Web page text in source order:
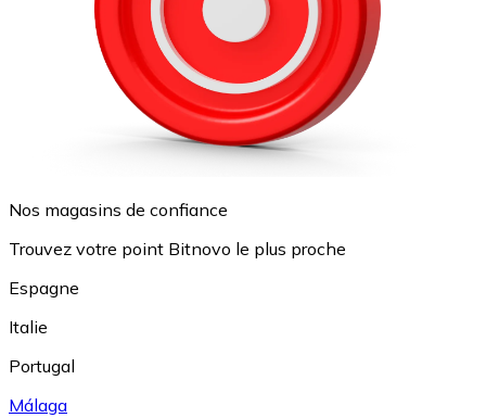
Nos magasins de confiance
Trouvez votre point Bitnovo le plus proche
Espagne
Italie
Portugal
Málaga